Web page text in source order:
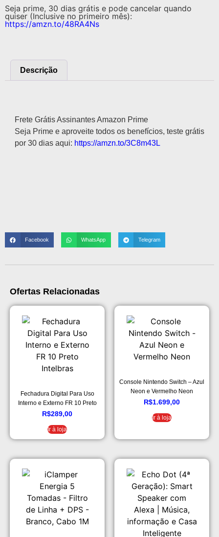
Seja prime, 30 dias grátis e pode cancelar quando
quiser (Inclusive no primeiro mês):
https://amzn.to/48RA4Ns
Descrição
Frete Grátis Assinantes Amazon Prime
Seja Prime e aproveite todos os benefícios, teste grátis
por 30 dias aqui: https://amzn.to/3C8m43L
Facebook WhatsApp Telegram
Ofertas Relacionadas
Fechadura Digital Para Uso
Interno e Externo FR 10 Preto
Intelbras
R$289,00
Ir à loja
Console Nintendo Switch – Azul
Neon e Vermelho Neon
R$1.699,00
Ir à loja